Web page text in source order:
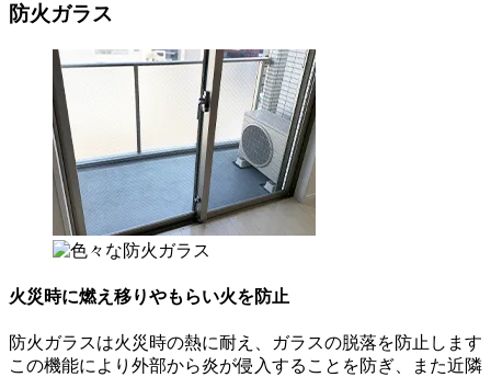
防火ガラス
火災時に燃え移りやもらい火を防止
防火ガラスは火災時の熱に耐え、ガラスの脱落を防止します
この機能により外部から炎が侵入することを防ぎ、また近隣